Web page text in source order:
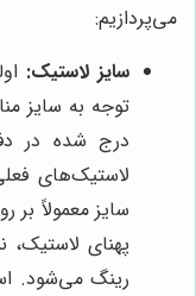
می‌پردازیم:
سایز لاستیک:
توجه به سایز
درج شده در
لاستیک‌های
سایز معمولاً
پهنای لاستیک،
رینگ می‌شود.